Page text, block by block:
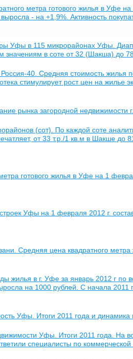
метра готового жилья в Уфе
- на +1,9%. Активность
Уфы в 115 микрорайонах Уфы.
значениям в соте от 32 (Шакша) до
40. Средняя стоимость жилья
стимулирует рост цен на жилье
рынка загородной недвижимости
(сот). По каждой соте
от 33 т.р./1 кв.м в Шакше до
готового жилья в Уфе на 1
Уфы на 1 февраля 2012 г.
Средняя цена квадратного
жилья в г. Уфе за январь 2012 г по
на 1000 рублей. С начала 2011
Уфы. Итоги 2011 года и динамика
Уфы. Итоги 2011 года. На
специалисты по